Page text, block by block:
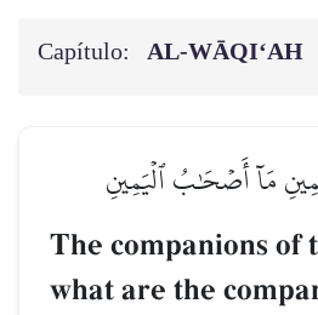
Capítulo: AL‑WĀQI‘AH
مَآ أَصۡحَٰبُ ٱلۡيَمِينِ
The companions of
what are the